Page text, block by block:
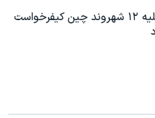
آمریکا علیه ۱۲ شهروند چین کیفرخواست